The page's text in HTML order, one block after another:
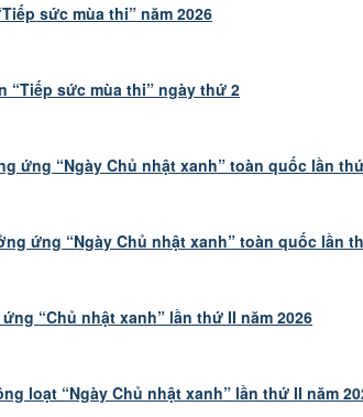
sức mùa thi” năm 2026
“Tiếp sức mùa thi” ngày thứ 2
ứng “Ngày Chủ nhật xanh” toàn quốc lần
ứng “Ngày Chủ nhật xanh” toàn quốc lần
“Chủ nhật xanh” lần thứ II năm 2026
loạt “Ngày Chủ nhật xanh” lần thứ II năm